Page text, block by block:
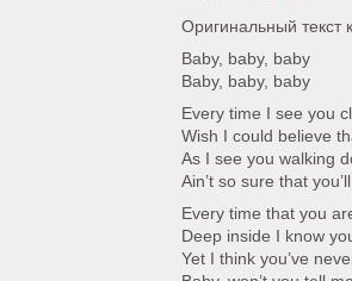
Оригинальный текст
Baby, baby, baby
Baby, baby, baby
Every time I see you
Wish I could believe
As I see you walking
Ain’t so sure that
Every time that you
Deep inside I know
Yet I think you’ve